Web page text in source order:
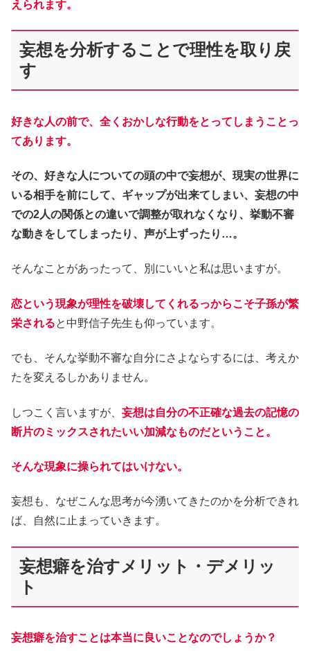
えられます。
妄想を分析することで理性を取り戻
す
好きな人の前で、全くおかしな行動をとってしまうことっ
てあります。
その、好きな人についての頭の中で妄想が、現実の世界に
いる相手を前にして、ギャップが出来てしまい、妄想の中
での2人の関係との違いで調整が取れなくなり、挙動不審
な動きをしてしまったり、声が上ずったり…。
そんなことがあったって、別にいいと私は思いますが。
恋という現象が理性を破壊してくれるっからこそ子孫が繁
栄されると中野信子先生も仰っています。
でも、そんな挙動不審な自分にさよならするには、考えか
たを変えるしかありません。
しつこく言いますが、 妄想は自分の不正確な過去の記憶の
断片のミックスされたいい加減なものだということ。
そんな現象に操られてはいけない。
妄想も、なぜこんな思考が今湧いてきたのかを分析できれ
ば、自然に止まっていきます。
妄想癖を治すメリット・デメリッ
ト
妄想癖を治すことは本当に良いことなのでしょうか？